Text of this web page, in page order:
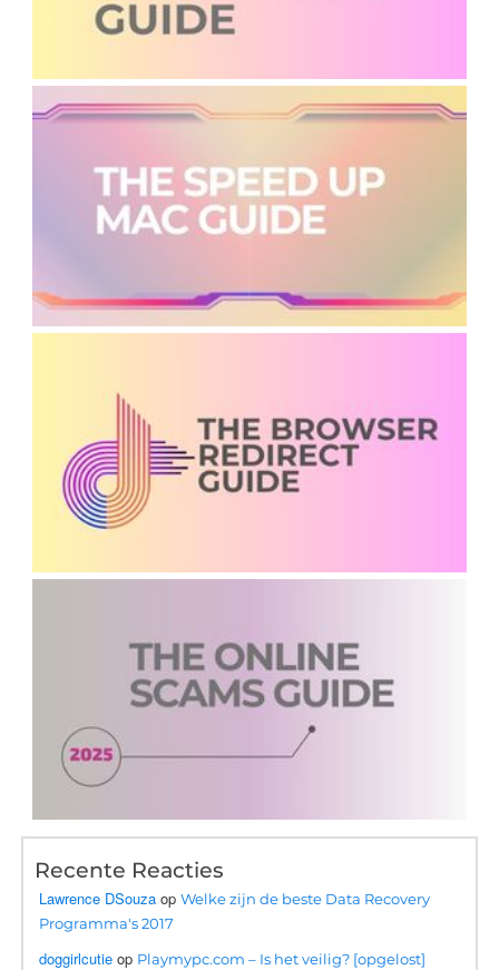
Recente Reacties
Lawrence DSouza opWelke zijn de beste Data Recovery
Programma's 2017
doggirlcutie op Playmypc.com – Is het veilig? [opgelost]